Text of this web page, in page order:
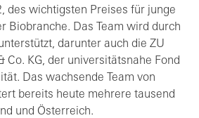
des wichtigsten Preises für junge
Biobranche. Das Team wird durch
darunter auch die ZU
Co. KG, der universitätsnahe Fond
Das wachsende Team von
bereits heute mehrere tausend
und Österreich.